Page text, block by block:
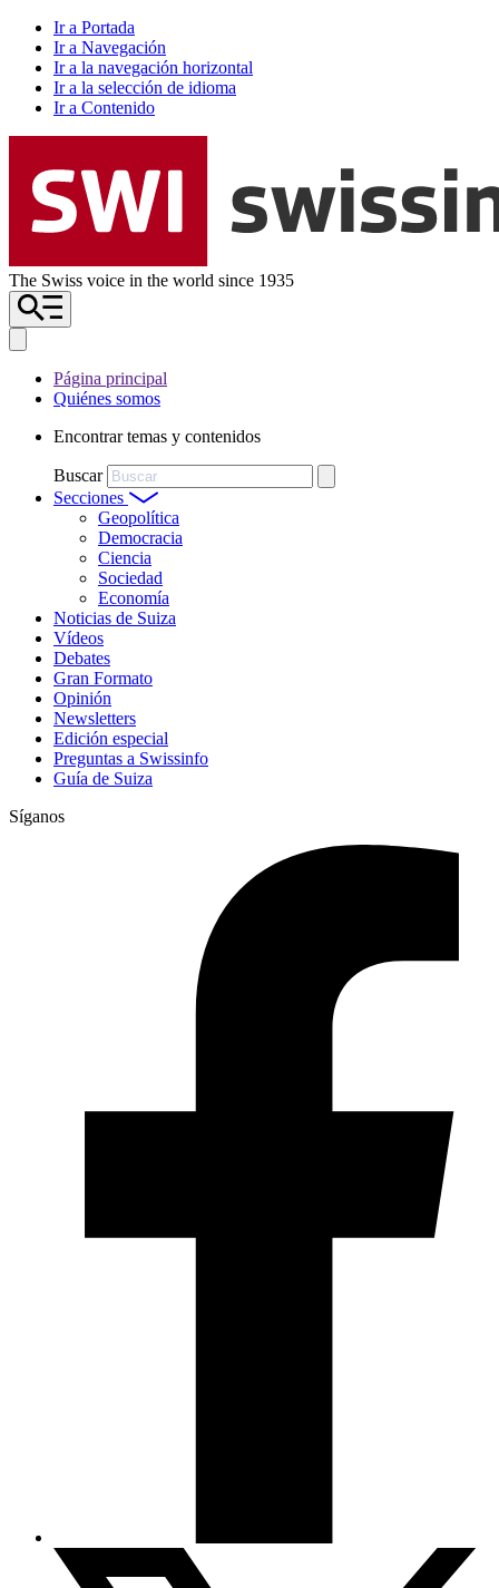
Ir a Portada
Ir a Navegación
Ir a la navegación horizontal
Ir a la selección de idioma
Ir a Contenido
The Swiss voice in the world since 1935
Página principal
Quiénes somos
Encontrar temas y contenidos
Buscar
Secciones
Geopolítica
Democracia
Ciencia
Sociedad
Economía
Noticias de Suiza
Vídeos
Debates
Gran Formato
Opinión
Newsletters
Edición especial
Preguntas a Swissinfo
Guía de Suiza
Síganos